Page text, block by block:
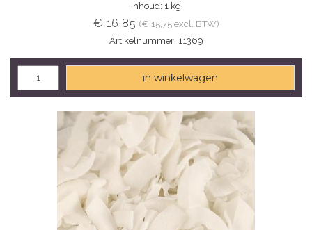
Inhoud: 1 kg
€ 16,85 (€ 15,75 excl. BTW)
Artikelnummer: 11369
in winkelwagen